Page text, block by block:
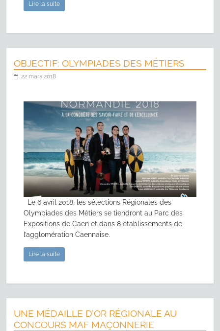
Lire la suite
OBJECTIF: OLYMPIADES DES MÉTIERS
22 mars 2018
Le 6 avril 2018, les sélections Régionales des
Olympiades des Métiers se tiendront au Parc des
Expositions de Caen et dans 8 établissements de
l’agglomération Caennaise.
Lire la suite
UNE MÉDAILLE D’OR RÉGIONALE AU
CONCOURS MAF MAÇONNERIE